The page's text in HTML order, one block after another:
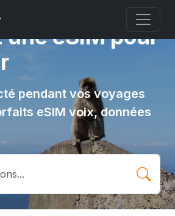
eSIM pour
pendant vos voyages
eSIM voix, données